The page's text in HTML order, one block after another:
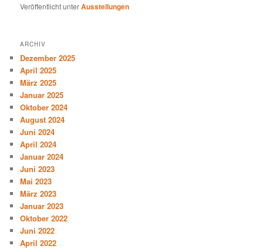
Veröffentlicht unterAusstellungen
ARCHIV
Dezember 2025
April 2025
März 2025
Januar 2025
Oktober 2024
August 2024
Juni 2024
April 2024
Januar 2024
Juni 2023
Mai 2023
März 2023
Januar 2023
Oktober 2022
Juni 2022
April 2022